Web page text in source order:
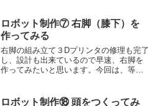
かった時間は、動画の5倍以上になりまし
た。（何度も...
ロボット制作⑦ 右脚（膝下）を
作ってみる
右脚の組み立て３Dプリンタの修理も完了
し、設計も出来ているので早速、右脚を
作ってみたいと思います。今回は、等身
め、マイクロサーボ１台で足首を動かし
ロボット制作⑱ 頭をつくってみ